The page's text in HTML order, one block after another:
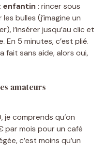
enfantin : rincer sous
bulles (j’imagine un
l’insérer jusqu’au clic et
En 5 minutes, c’est plié.
fait sans aide, alors oui,
amateurs
je comprends qu’on
par mois pour un café
c’est moins qu’un